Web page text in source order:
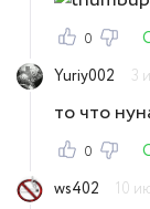
0
Yuriy002
3
то что
0
ws402
10